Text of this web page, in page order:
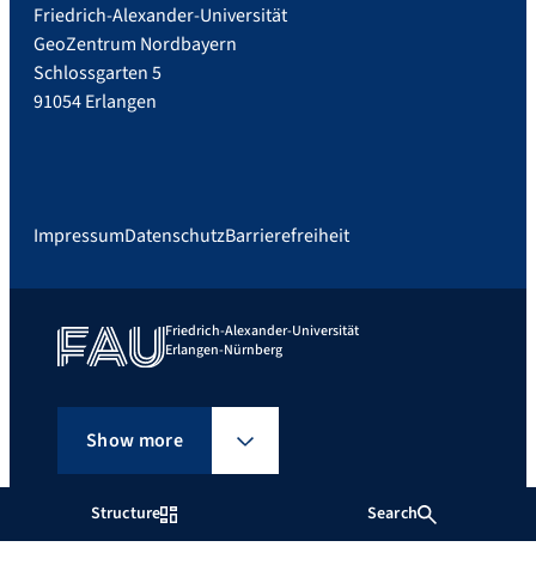
Structure Search
Friedrich-Alexander-Universität
GeoZentrum Nordbayern
Schlossgarten 5
91054 Erlangen
ImpressumDatenschutzBarrierefreiheit
Friedrich-Alexander-Universität
Erlangen-Nürnberg
Show more